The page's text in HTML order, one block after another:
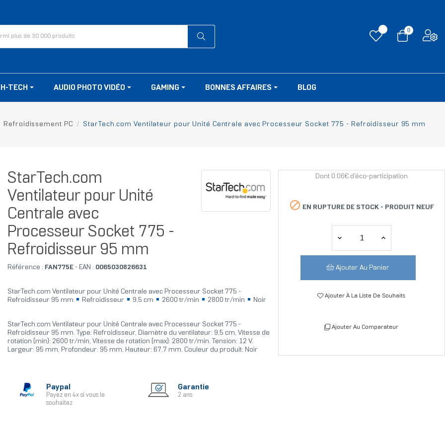
0
TECH AUDIO PHOTO VIDÉO GAMING BONNES AFFAIRES BLOG
Refroidissement PC StarTech.com Ventilateur pour Unité Centrale avec Processeur Socket 775 - Refroidisseur 95 mm
StarTech.com
Ventilateur pour Unité
Centrale avec
Processeur Socket 775 -
Refroidisseur 95 mm
Référence : FAN775E- EAN : 0065030826631
StarTech.com Ventilateur pour Unité Centrale avec Processeur Socket 775 -
Refroidisseur 95 mm
Refroidisseur 9,5 cm 2600 tr/min 2800 tr/min Noir
StarTech.com Ventilateur pour Unité Centrale avec Processeur Socket 775 -
Refroidisseur 95 mm. Type: Refroidisseur, Diamètre du ventilateur: 9,5 cm, Vitesse de
rotation (min): 2600 tr/min, Vitesse de rotation (max): 2800 tr/min. Tension: 12 V.
Largeur: 95 mm, Profondeur: 95 mm, Hauteur: 67,7 mm. Couleur du produit: Noir
Paypal
Payez en 4x si vous le
souhaitez
Garantie
2 ans
Dont 0.06€ d'éco-participation
 EN RUPTURE DE STOCK - PRODUIT NEUF
Ajouter Au Panier
Ajouter À La Liste De Souhaits
Ajouter Au Comparateur